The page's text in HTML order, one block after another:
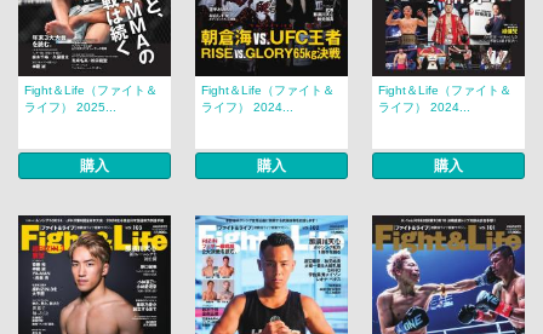
Fight＆Life（ファイト＆
ライフ） 2025...
購入
Fight＆Life（ファイト＆
ライフ） 2024...
購入
Fight＆Life（ファイト＆
ライフ） 2024...
購入